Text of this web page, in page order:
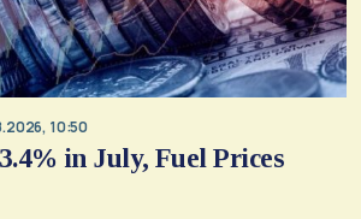
10:50
in July, Fuel Prices